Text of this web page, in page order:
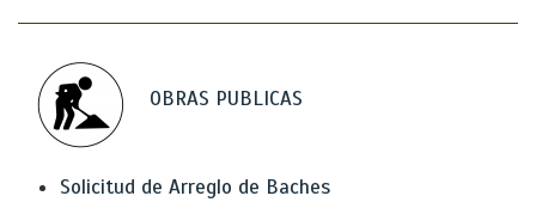
OBRAS PUBLICAS
Solicitud de Arreglo de Baches